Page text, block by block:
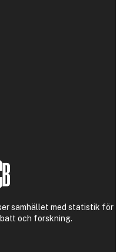
samhället med statistik för
och forskning.